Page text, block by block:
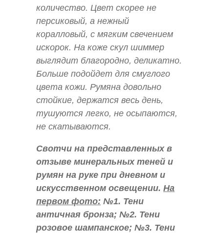
количество. Цвет скорее не
персиковый, а нежный
коралловый, с мягким свечением
искорок. На коже скул шиммер
выглядит благородно, деликатно.
Больше подойдет для смуглого
цвета кожи. Румяна довольно
стойкие, держатся весь день,
тушуются легко, не осыпаются,
не скатываются.
Свотчи на представленных в
отзыве минеральных теней и
румян на руке при дневном и
искусственном освещении. На
первом фото: №1. Тени
античная бронза; №2. Тени
розовое шампанское; №3. Тени